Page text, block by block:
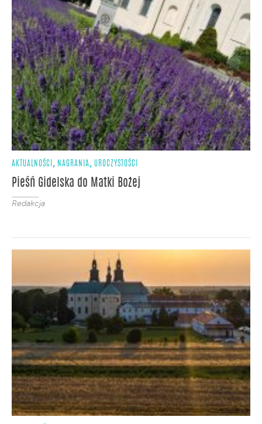
AKTUALNOŚCI , NAGRANIA, UROCZYSTOŚCI
Pieśń Gidelska do Matki Bożej
Redakcja